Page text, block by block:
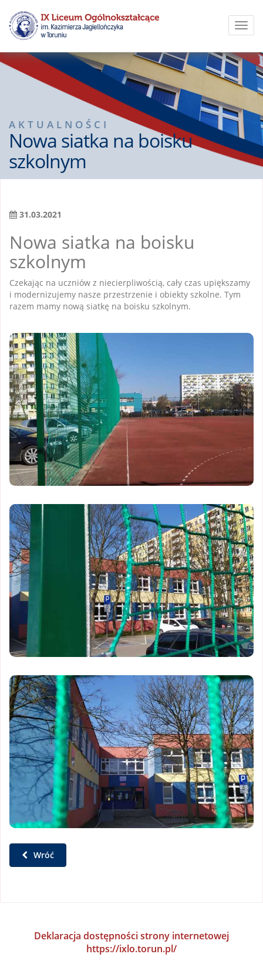
AKTUALNOŚCI
Nowa siatka na boisku
szkolnym
31.03.2021
Nowa siatka na boisku
szkolnym
Czekając na uczniów z niecierpliwością, cały czas upiększamy
i modernizujemy nasze przestrzenie i obiekty szkolne. Tym
razem mamy nową siatkę na boisku szkolnym.
Wróć
Deklaracja dostępności strony internetowej
https://ixlo.torun.pl/